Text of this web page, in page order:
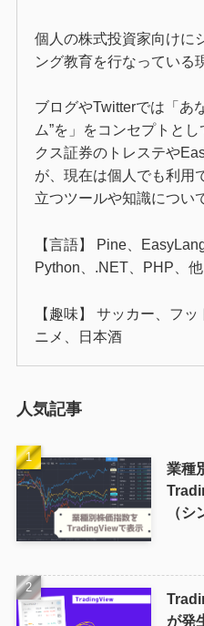
個人の株式投資家向けに
ング教育を行なっている
ブログやTwitterでは「あ
ム”を」をコンセプトと
クス証券のトレステや
が、現在は個人でも利用
立つツールや知識につい
【言語】 Pine、
Python、.NET、PHP、他
【趣味】 サッカー、フ
ニメ、日本酒
人気記事
業種
（
が発